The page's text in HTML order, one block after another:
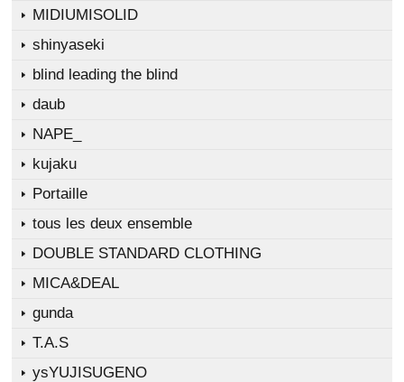
MIDIUMISOLID
shinyaseki
blind leading the blind
daub
NAPE_
kujaku
Portaille
tous les deux ensemble
DOUBLE STANDARD CLOTHING
MICA&DEAL
gunda
T.A.S
ysYUJISUGENO